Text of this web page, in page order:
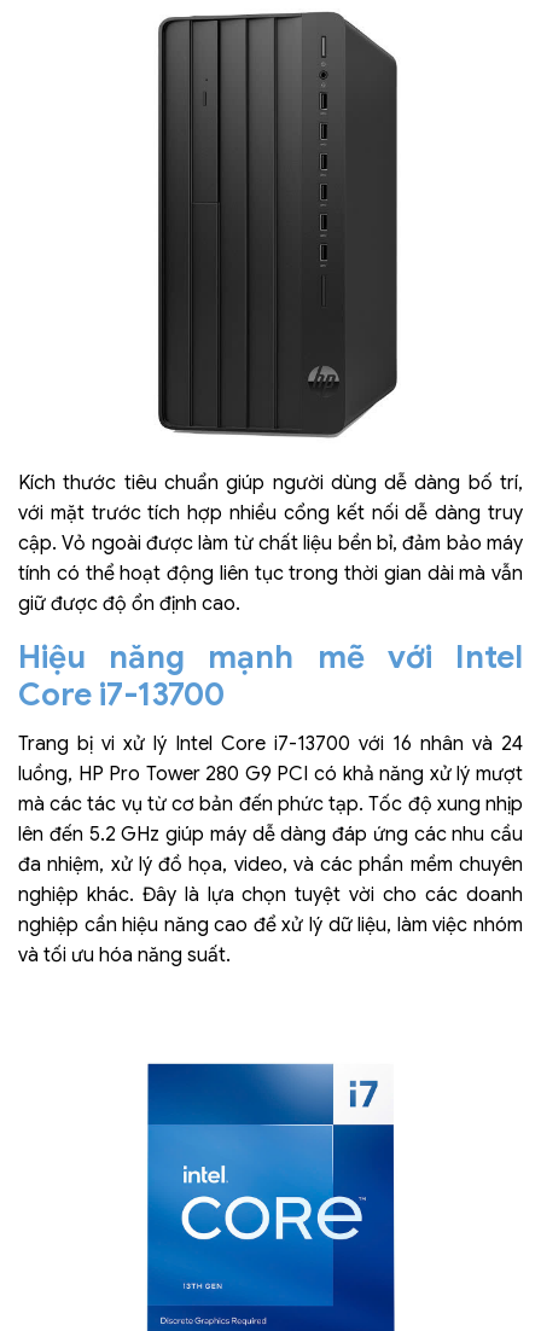
Kích thước tiêu chuẩn giúp người dùng dễ dàng bố trí,
với mặt trước tích hợp nhiều cổng kết nối dễ dàng truy
cập. Vỏ ngoài được làm từ chất liệu bền bỉ, đảm bảo máy
tính có thể hoạt động liên tục trong thời gian dài mà vẫn
giữ được độ ổn định cao.
Hiệu năng mạnh mẽ với Intel
Core i7-13700
Trang bị vi xử lý Intel Core i7-13700 với 16 nhân và 24
luồng, HP Pro Tower 280 G9 PCI có khả năng xử lý mượt
mà các tác vụ từ cơ bản đến phức tạp. Tốc độ xung nhịp
lên đến 5.2 GHz giúp máy dễ dàng đáp ứng các nhu cầu
đa nhiệm, xử lý đồ họa, video, và các phần mềm chuyên
nghiệp khác. Đây là lựa chọn tuyệt vời cho các doanh
nghiệp cần hiệu năng cao để xử lý dữ liệu, làm việc nhóm
và tối ưu hóa năng suất.